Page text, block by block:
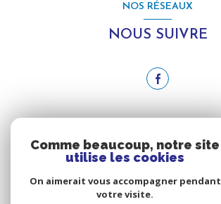
NOS RÉSEAUX
NOUS SUIVRE
NOUS ADHÉRONS
Comme beaucoup, notre site
utilise les cookies
On aimerait vous accompagner pendant
votre visite.